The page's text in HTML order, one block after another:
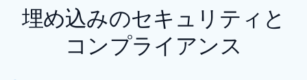
埋め込みのセキュリティと
コンプライアンス